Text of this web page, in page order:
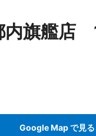
内旗艦店
Google Map で見る